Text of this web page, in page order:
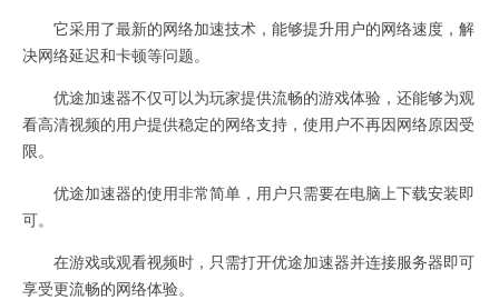
它采用了最新的网络加速技术，能够提升用户的网络速度，解
决网络延迟和卡顿等问题。
优途加速器不仅可以为玩家提供流畅的游戏体验，还能够为观
看高清视频的用户提供稳定的网络支持，使用户不再因网络原因受
限。
优途加速器的使用非常简单，用户只需要在电脑上下载安装即
可。
在游戏或观看视频时，只需打开优途加速器并连接服务器即可
享受更流畅的网络体验。